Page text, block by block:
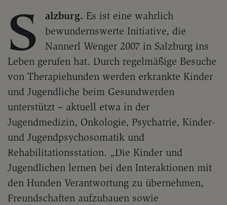
S alzburg. Es ist eine wahrlich
bewundernswerte Initiative, die
Nannerl Wenger 2007 in Salzburg ins
Leben gerufen hat. Durch regelmäßige Besuche
von Therapiehunden werden erkrankte Kinder
und Jugendliche beim Gesundwerden
unterstützt – aktuell etwa in der
Jugendmedizin, Onkologie, Psychatrie, Kinder-
und Jugendpsychosomatik und
Rehabilitationsstation. „Die Kinder und
Jugendlichen lernen bei den Interaktionen mit
den Hunden Verantwortung zu übernehmen,
Freundschaften aufzubauen sowie